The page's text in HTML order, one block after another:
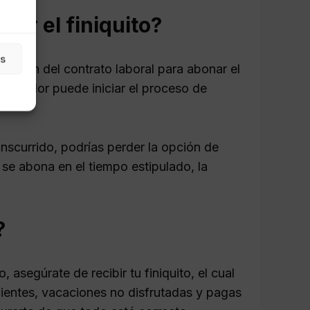
el finiquito?
del contrato laboral para abonar el
puede iniciar el proceso de
podrías perder la opción de
abona en el tiempo estipulado, la
asegúrate de recibir tu finiquito, el cual
vacaciones no disfrutadas y pagas